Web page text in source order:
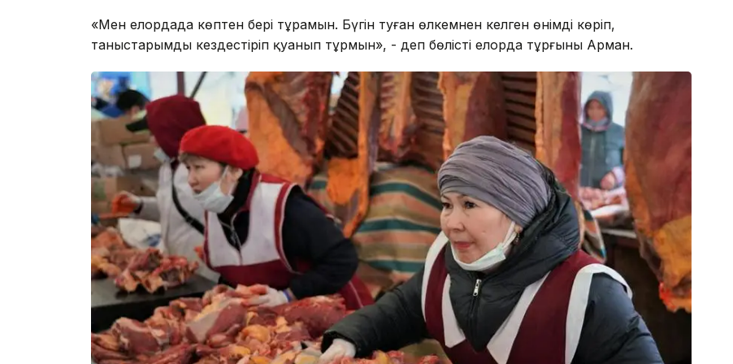
«Мен елордада көптен бері тұрамын. Бүгін туған өлкемнен келген өнімді көріп,
таныстарымды кездестіріп қуанып тұрмын», - деп бөлісті елорда тұрғыны Арман.